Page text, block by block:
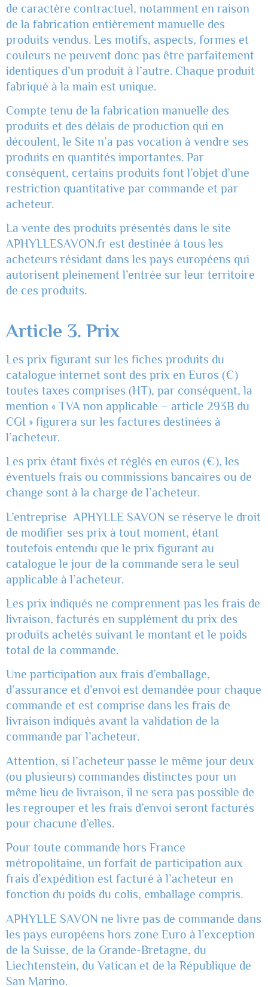
de caractère contractuel, notamment en raison
de la fabrication entièrement manuelle des
produits vendus. Les motifs, aspects, formes et
couleurs ne peuvent donc pas être parfaitement
identiques d’un produit à l’autre. Chaque produit
fabriqué à la main est unique.
Compte tenu de la fabrication manuelle des
produits et des délais de production qui en
découlent, le Site n’a pas vocation à vendre ses
produits en quantités importantes. Par
conséquent, certains produits font l’objet d’une
restriction quantitative par commande et par
acheteur.
La vente des produits présentés dans le site
APHYLLESAVON.fr est destinée à tous les
acheteurs résidant dans les pays européens qui
autorisent pleinement l’entrée sur leur territoire
de ces produits.
Article 3. Prix
Les prix figurant sur les fiches produits du
catalogue internet sont des prix en Euros (€)
toutes taxes comprises (HT), par conséquent, la
mention « TVA non applicable – article 293B du
CGI » figurera sur les factures destinées à
l’acheteur.
Les prix étant fixés et réglés en euros (€), les
éventuels frais ou commissions bancaires ou de
change sont à la charge de l’acheteur.
L’entreprise APHYLLE SAVON se réserve le droit
de modifier ses prix à tout moment, étant
toutefois entendu que le prix figurant au
catalogue le jour de la commande sera le seul
applicable à l’acheteur.
Les prix indiqués ne comprennent pas les frais de
livraison, facturés en supplément du prix des
produits achetés suivant le montant et le poids
total de la commande.
Une participation aux frais d’emballage,
d’assurance et d’envoi est demandée pour chaque
commande et est comprise dans les frais de
livraison indiqués avant la validation de la
commande par l’acheteur.
Attention, si l’acheteur passe le même jour deux
(ou plusieurs) commandes distinctes pour un
même lieu de livraison, il ne sera pas possible de
les regrouper et les frais d’envoi seront facturés
pour chacune d’elles.
Pour toute commande hors France
métropolitaine, un forfait de participation aux
frais d’expédition est facturé à l’acheteur en
fonction du poids du colis, emballage compris.
APHYLLE SAVON ne livre pas de commande dans
les pays européens hors zone Euro à l’exception
de la Suisse, de la Grande-Bretagne, du
Liechtenstein, du Vatican et de la République de
San Marino.